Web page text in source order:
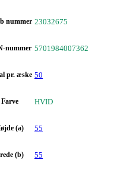
nummer 23032675
nummer 5701984007362
pr. æske 50
Farve HVID
(a) 55
(b) 55